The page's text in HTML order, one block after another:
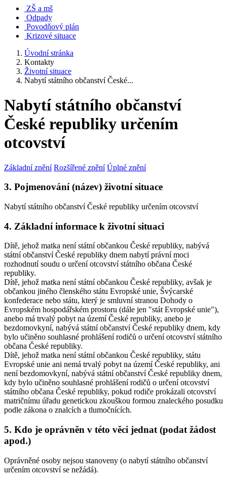
ZŠ a mš
Odpady
Povodňový plán
Krizové situace
Úvodní stránka
Kontakty
Životní situace
Nabytí státního občanství České...
Nabytí státního občanství
České republiky určením
otcovství
Základní znění Rozšířené znění Úplné znění
3. Pojmenování (název) životní situace
Nabytí státního občanství České republiky určením otcovství
4. Základní informace k životní situaci
Dítě, jehož matka není státní občankou České republiky, nabývá
státní občanství České republiky dnem nabytí právní moci
rozhodnutí soudu o určení otcovství státního občana České
republiky.
Dítě, jehož matka není státní občankou České republiky, avšak je
občankou jiného členského státu Evropské unie, Švýcarské
konfederace nebo státu, který je smluvní stranou Dohody o
Evropském hospodářském prostoru (dále jen "stát Evropské unie"),
anebo má trvalý pobyt na území České republiky, anebo je
bezdomovkyní, nabývá státní občanství České republiky dnem, kdy
bylo učiněno souhlasné prohlášení rodičů o určení otcovství státního
občana České republiky.
Dítě, jehož matka není státní občankou České republiky, státu
Evropské unie ani nemá trvalý pobyt na území České republiky, ani
není bezdomovkyní, nabývá státní občanství České republiky dnem,
kdy bylo učiněno souhlasné prohlášení rodičů o určení otcovství
státního občana České republiky, pokud rodiče prokázali otcovství
matričnímu úřadu genetickou zkouškou formou znaleckého posudku
podle zákona o znalcích a tlumočnících.
5. Kdo je oprávněn v této věci jednat (podat žádost
apod.)
Oprávněné osoby nejsou stanoveny (o nabytí státního občanství
určením otcovství se nežádá).